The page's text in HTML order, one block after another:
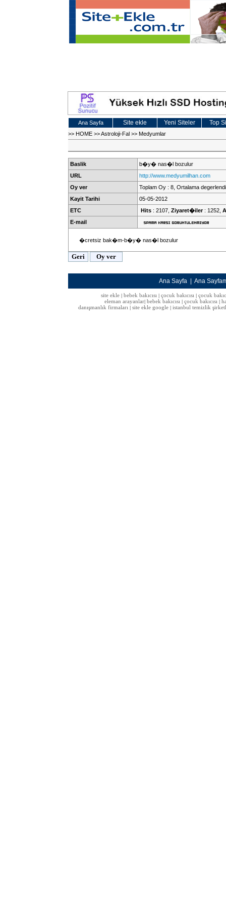
Ana Sayfa Site ekle Yeni Siteler Top
>> HOME >>Astroloji-Fal >> Medyumlar
Baslik
b�y� nas�l bozulur
URL
http://www.medyumilhan.com
Oy ver
Toplam Oy : 8, Ortalama
Kayit Tarihi
05-05-2012
ETC
Hits : 2107, Ziyaret�iler: 1252,
E-mail
�cretsiz bak�m-b�y� nas�l bozulur
Ana Sayfa Ana
site ekle| bebek bakıcısı| çocuk bakıcısı| çocuk
eleman arayanlar bebek bakıcısı çocuk bakıcısı
danışmanlık firmaları
site ekle google istanbul temizlik